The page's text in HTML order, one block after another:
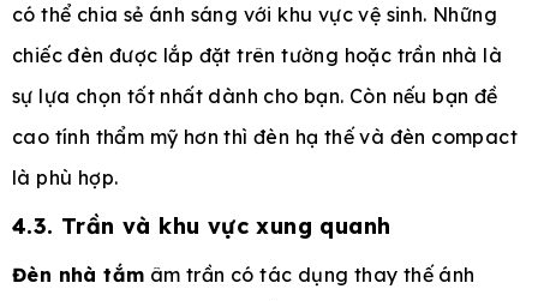
có thể chia sẻ ánh sáng với khu vực vệ sinh. Những
chiếc đèn được lắp đặt trên tường hoặc trần nhà là
sự lựa chọn tốt nhất dành cho bạn. Còn nếu bạn đề
cao tính thẩm mỹ hơn thì đèn hạ thế và đèn compact
là phù hợp.
4.3. Trần và khu vực xung quanh
Đèn nhà tắm âm trần có tác dụng thay thế ánh